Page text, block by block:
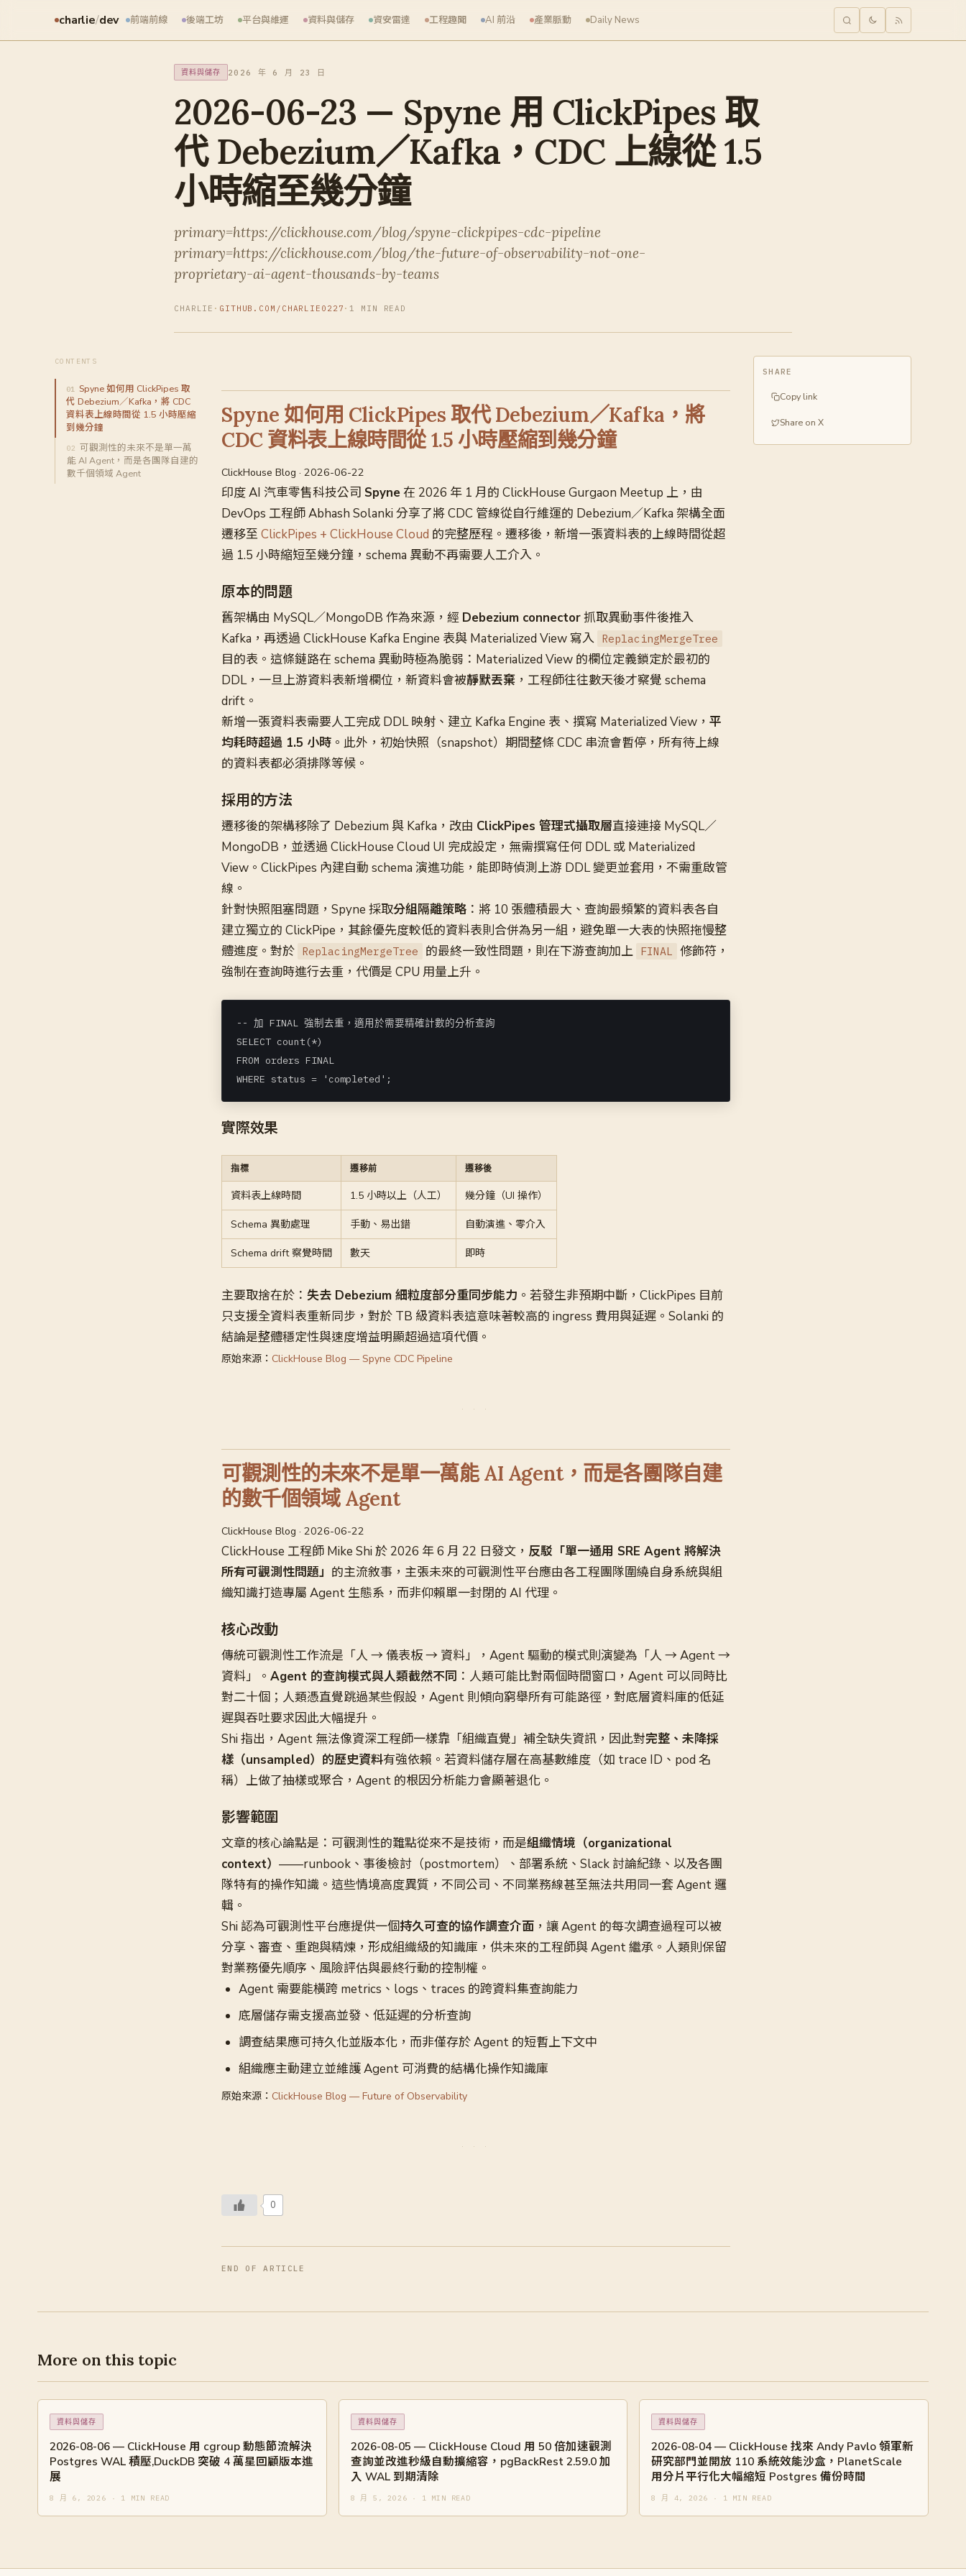
charlie/dev 前端前線 後端工坊 平台與維運 資料與儲存 資安雷達 工程趣聞 AI 前沿 產業脈動 Daily News
資料與儲存 2026 年 6 月 23 日
2026-06-23 — Spyne 用 ClickPipes 取
代 Debezium／Kafka，CDC 上線從 1.5
小時縮至幾分鐘
primary=https://clickhouse.com/blog/spyne-clickpipes-cdc-pipeline
primary=https://clickhouse.com/blog/the-future-of-observability-not-one-
proprietary-ai-agent-thousands-by-teams
CHARLIE · GITHUB.COM/CHARLIE0227 · 1 MIN READ
CONTENTS
Spyne 如何用 ClickPipes 取
代 Debezium／Kafka，將 CDC
資料表上線時間從 1.5 小時壓縮
到幾分鐘
可觀測性的未來不是單一萬
能 AI Agent，而是各團隊自建的
數千個領域 Agent
Spyne 如何用 ClickPipes 取代 Debezium／Kafka，將
CDC 資料表上線時間從 1.5 小時壓縮到幾分鐘
ClickHouse Blog · 2026-06-22
印度 AI 汽車零售科技公司 Spyne在 2026 年 1 月的 ClickHouse Gurgaon Meetup 上，由
DevOps 工程師 Abhash Solanki 分享了將 CDC 管線從自行維運的 Debezium／Kafka 架構全面
遷移至 ClickPipes + ClickHouse Cloud 的完整歷程。遷移後，新增一張資料表的上線時間從超
過 1.5 小時縮短至幾分鐘，schema 異動不再需要人工介入。
原本的問題
舊架構由 MySQL／MongoDB 作為來源，經 Debezium connector抓取異動事件後推入
Kafka，再透過 ClickHouse Kafka Engine 表與 Materialized View 寫入 ReplacingMergeTree
目的表。這條鏈路在 schema 異動時極為脆弱：Materialized View 的欄位定義鎖定於最初的
DDL，一旦上游資料表新增欄位，新資料會被靜默丟棄 ，工程師往往數天後才察覺 schema
drift。
新增一張資料表需要人工完成 DDL 映射、建立 Kafka Engine 表、撰寫 Materialized View， 平
均耗時超過 1.5 小時 。此外，初始快照（snapshot）期間整條 CDC 串流會暫停，所有待上線
的資料表都必須排隊等候。
採用的方法
遷移後的架構移除了 Debezium 與 Kafka，改由 ClickPipes 管理式攝取層直接連接 MySQL／
MongoDB，並透過 ClickHouse Cloud UI 完成設定，無需撰寫任何 DDL 或 Materialized
View。ClickPipes 內建自動 schema 演進功能，能即時偵測上游 DDL 變更並套用，不需重啟管
線。
針對快照阻塞問題，Spyne 採取分組隔離策略 ：將 10 張體積最大、查詢最頻繁的資料表各自
建立獨立的 ClickPipe，其餘優先度較低的資料表則合併為另一組，避免單一大表的快照拖慢整
體進度。對於 ReplacingMergeTree 的最終一致性問題，則在下游查詢加上 FINAL 修飾符，
強制在查詢時進行去重，代價是 CPU 用量上升。
-- 加 FINAL 強制去重，適用於需要精確計數的分析查詢
SELECT count(*)
FROM orders FINAL
實際效果
指標 遷移前 遷移後
資料表上線時間 1.5 小時以上（人工） 幾分鐘（UI 操作）
Schema 異動處理 手動、易出錯 自動演進、零介入
Schema drift 察覺時間 數天 即時
主要取捨在於： 失去 Debezium 細粒度部分重同步能力 。若發生非預期中斷，ClickPipes 目前
只支援全資料表重新同步，對於 TB 級資料表這意味著較高的 ingress 費用與延遲。Solanki 的
結論是整體穩定性與速度增益明顯超過這項代價。
原始來源： ClickHouse Blog — Spyne CDC Pipeline
可觀測性的未來不是單一萬能 AI Agent，而是各團隊自建
的數千個領域 Agent
ClickHouse Blog · 2026-06-22
ClickHouse 工程師 Mike Shi 於 2026 年 6 月 22 日發文， 反駁「單一通用 SRE Agent 將解決
所有可觀測性問題」 的主流敘事，主張未來的可觀測性平台應由各工程團隊圍繞自身系統與組
織知識打造專屬 Agent 生態系，而非仰賴單一封閉的 AI 代理。
核心改動
傳統可觀測性工作流是「人 → 儀表板 → 資料」，Agent 驅動的模式則演變為「人 → Agent →
資料」。 Agent 的查詢模式與人類截然不同 ：人類可能比對兩個時間窗口，Agent 可以同時比
對二十個；人類憑直覺跳過某些假設，Agent 則傾向窮舉所有可能路徑，對底層資料庫的低延
遲與吞吐要求因此大幅提升。
Shi 指出，Agent 無法像資深工程師一樣靠「組織直覺」補全缺失資訊，因此對完整、未降採
樣（unsampled）的歷史資料有強依賴。若資料儲存層在高基數維度（如 trace ID、pod 名
稱）上做了抽樣或聚合，Agent 的根因分析能力會顯著退化。
影響範圍
文章的核心論點是：可觀測性的難點從來不是技術，而是組織情境（organizational
context） ——runbook、事後檢討（postmortem）、部署系統、Slack 討論紀錄、以及各團
隊特有的操作知識。這些情境高度異質，不同公司、不同業務線甚至無法共用同一套 Agent 邏
輯。
Shi 認為可觀測性平台應提供一個持久可查的協作調查介面 ，讓 Agent 的每次調查過程可以被
分享、審查、重跑與精煉，形成組織級的知識庫，供未來的工程師與 Agent 繼承。人類則保留
對業務優先順序、風險評估與最終行動的控制權。
Agent 需要能橫跨 metrics、logs、traces 的跨資料集查詢能力
底層儲存需支援高並發、低延遲的分析查詢
調查結果應可持久化並版本化，而非僅存於 Agent 的短暫上下文中
組織應主動建立並維護 Agent 可消費的結構化操作知識庫
原始來源： ClickHouse Blog — Future of Observability
0
END OF ARTICLE
SHARE
Copy link
Share on X
More on this topic
資料與儲存
2026-08-06 — ClickHouse 用 cgroup 動態節流解決
Postgres WAL 積壓,DuckDB 突破 4 萬星回顧版本進
展
8 月 6, 2026 · 1 MIN READ
資料與儲存
2026-08-05 — ClickHouse Cloud 用 50 倍加速觀測
查詢並改進秒級自動擴縮容，pgBackRest 2.59.0 加
入 WAL 到期清除
8 月 5, 2026 · 1 MIN READ
資料與儲存
2026-08-04 — ClickHouse 找來 Andy Pavlo 領軍新
研究部門並開放 110 系統效能沙盒，PlanetScale
用分片平行化大幅縮短 Postgres 備份時間
8 月 4, 2026 · 1 MIN READ